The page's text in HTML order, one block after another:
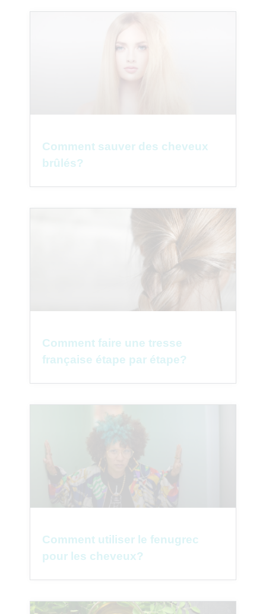
Comment sauver des cheveux
brûlés?
Comment faire une tresse
française étape par étape?
Comment utiliser le fenugrec
pour les cheveux?